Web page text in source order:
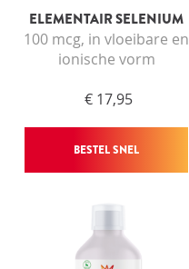
ELEMENTAIR SELENIUM
100 mcg, in vloeibare en
ionische vorm
€ 17,95
BESTEL SNEL